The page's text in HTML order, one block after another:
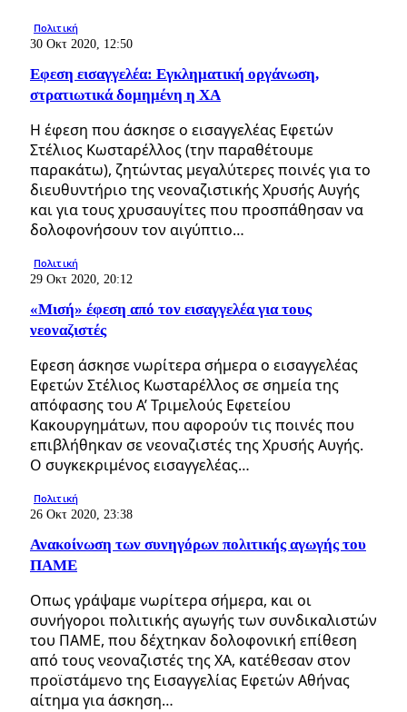
Πολιτική
30 Οκτ 2020, 12:50
Εφεση εισαγγελέα: Eγκληματική οργάνωση,
στρατιωτικά δομημένη η ΧΑ
Η έφεση που άσκησε ο εισαγγελέας Εφετών
Στέλιος Κωσταρέλλος (την παραθέτουμε
παρακάτω), ζητώντας μεγαλύτερες ποινές για το
διευθυντήριο της νεοναζιστικής Χρυσής Αυγής
και για τους χρυσαυγίτες που προσπάθησαν να
δολοφονήσουν τον αιγύπτιο…
Πολιτική
29 Οκτ 2020, 20:12
«Μισή» έφεση από τον εισαγγελέα για τους
νεοναζιστές
Εφεση άσκησε νωρίτερα σήμερα ο εισαγγελέας
Εφετών Στέλιος Κωσταρέλλος σε σημεία της
απόφασης του Α’ Τριμελούς Εφετείου
Κακουργημάτων, που αφορούν τις ποινές που
επιβλήθηκαν σε νεοναζιστές της Χρυσής Αυγής.
Ο συγκεκριμένος εισαγγελέας…
Πολιτική
26 Οκτ 2020, 23:38
Ανακοίνωση των συνηγόρων πολιτικής αγωγής του
ΠΑΜΕ
Οπως γράψαμε νωρίτερα σήμερα, και οι
συνήγοροι πολιτικής αγωγής των συνδικαλιστών
του ΠΑΜΕ, που δέχτηκαν δολοφονική επίθεση
από τους νεοναζιστές της ΧΑ, κατέθεσαν στον
προϊστάμενο της Εισαγγελίας Εφετών Αθήνας
αίτημα για άσκηση…